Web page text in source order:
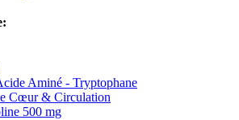
Aminé - Tryptophane
Cœur & Circulation
500 mg